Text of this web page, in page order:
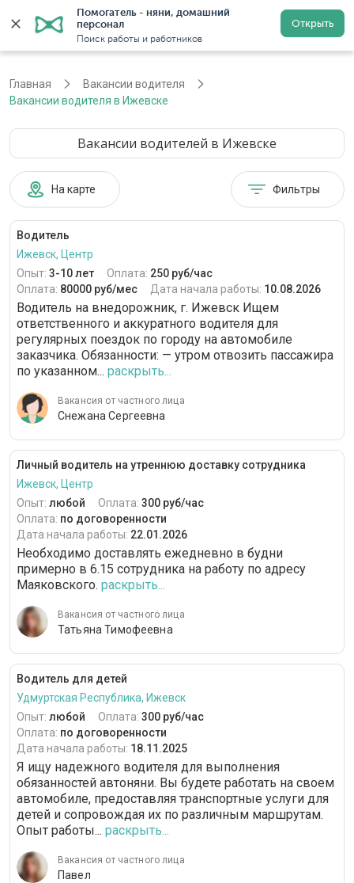
Помогатель - няни, домашний
персонал
Поиск работы и работников
Открыть
Регистрация
Главная
Вакансии водителя
Вакансии водителя в Ижевске
Вакансии водителей в Ижевске
На карте Фильтры
Водитель
Ижевск, Центр
Опыт: 3-10 лет Оплата: 250 руб/час
Оплата: 80000 руб/мес Дата начала работы: 10.08.2026
Водитель на внедорожник, г. Ижевск Ищем
ответственного и аккуратного водителя для
регулярных поездок по городу на автомобиле
заказчика. Обязанности: — утром отвозить пассажира
по указанном... раскрыть...
Вакансия от частного лица
Снежана Сергеевна
Личный водитель на утреннюю доставку сотрудника
Ижевск, Центр
Опыт: любой Оплата: 300 руб/час
Оплата: по договоренности
Дата начала работы: 22.01.2026
Необходимо доставлять ежедневно в будни
примерно в 6.15 сотрудника на работу по адресу
Маяковского. раскрыть...
Вакансия от частного лица
Татьяна Тимофеевна
Водитель для детей
Удмуртская Республика, Ижевск
Опыт: любой Оплата: 300 руб/час
Оплата: по договоренности
Дата начала работы: 18.11.2025
Я ищу надежного водителя для выполнения
обязанностей автоняни. Вы будете работать на своем
автомобиле, предоставляя транспортные услуги для
детей и сопровождая их по различным маршрутам.
Опыт работы... раскрыть...
Вакансия от частного лица
Павел